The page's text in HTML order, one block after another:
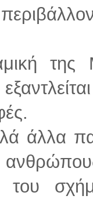
της
άλλα
του